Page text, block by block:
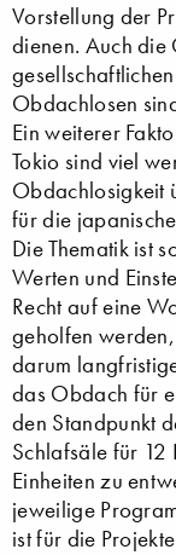
Vorstellung der
dienen. Auch die
Obdachlosen
Ein weiterer
Tokio sind viel
Obdachlosigkeit
für die
Die Thematik ist
Werten und
Recht auf eine
geholfen
darum
das Obdach für
den Standpunkt
Schlafsäle für 12
Einheiten zu
jeweilige
ist für die